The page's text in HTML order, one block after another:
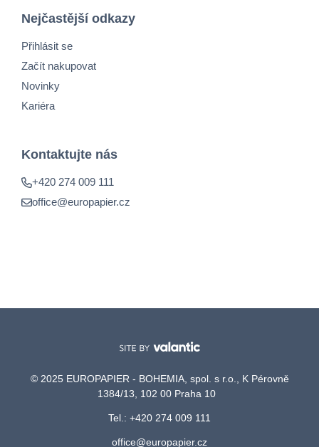
Nejčastější odkazy
Přihlásit se
Začít nakupovat
Novinky
Kariéra
Kontaktujte nás
+420 274 009 111
office@europapier.cz
© 2025 EUROPAPIER - BOHEMIA, spol. s r.o., K Pérovně
1384/13, 102 00 Praha 10
Tel.: +420 274 009 111
office@europapier.cz